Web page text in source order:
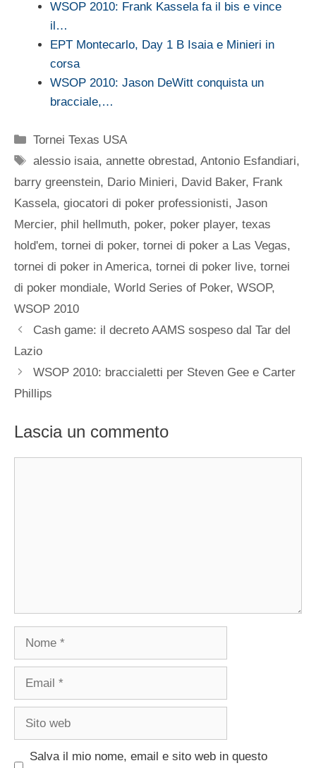
WSOP 2010: Frank Kassela fa il bis e vince
il…
EPT Montecarlo, Day 1 B Isaia e Minieri in
corsa
WSOP 2010: Jason DeWitt conquista un
bracciale,…
Categorie
Tornei Texas USA
Tag
alessio isaia,annette obrestad,Antonio Esfandiari,
barry greenstein, Dario Minieri, David Baker, Frank
Kassela, giocatori di poker professionisti, Jason
Mercier, phil hellmuth, poker, poker player, texas
hold'em, tornei di poker, tornei di poker a Las Vegas,
tornei di poker in America, tornei di poker live, tornei
di poker mondiale, World Series of Poker, WSOP,
WSOP 2010
Cash game: il decreto AAMS sospeso dal Tar del
Lazio
WSOP 2010: braccialetti per Steven Gee e Carter
Phillips
Lascia un commento
Nome
Email
Sito
Salva il mio nome, email e sito web in questo